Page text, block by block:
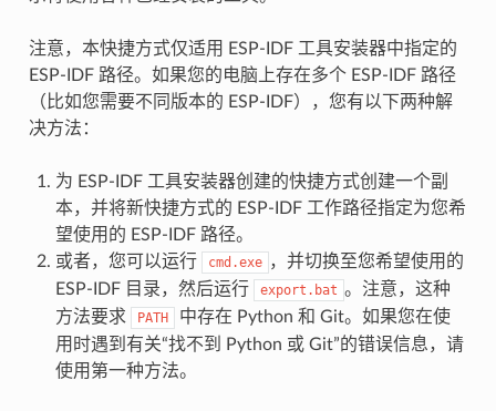
注意，本快捷方式仅适用 ESP-IDF 工具安装器中指定的
ESP-IDF 路径。如果您的电脑上存在多个 ESP-IDF 路径
（比如您需要不同版本的 ESP-IDF），您有以下两种解
决方法：
为 ESP-IDF 工具安装器创建的快捷方式创建一个副
本，并将新快捷方式的 ESP-IDF 工作路径指定为您希
望使用的 ESP-IDF 路径。
或者，您可以运行
cmd.exe ，并切换至您希望使用的
ESP-IDF 目录，然后运行
export.bat 。注意，这种
方法要求
PATH
中存在 Python 和 Git。如果您在使
用时遇到有关“找不到 Python 或 Git”的错误信息，请
使用第一种方法。